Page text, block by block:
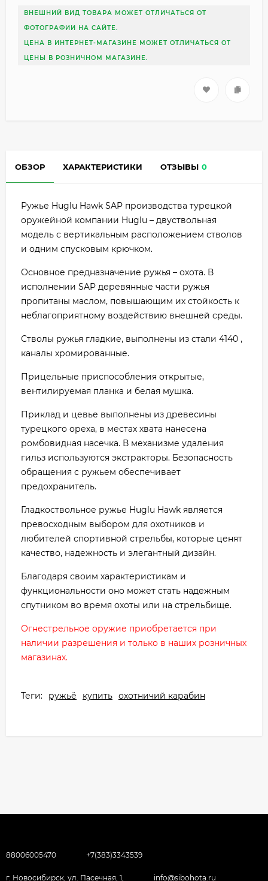
ВНЕШНИЙ ВИД ТОВАРА МОЖЕТ ОТЛИЧАТЬСЯ ОТ
ФОТОГРАФИИ НА САЙТЕ.
ЦЕНА В ИНТЕРНЕТ-МАГАЗИНЕ МОЖЕТ ОТЛИЧАТЬСЯ ОТ
ЦЕНЫ В РОЗНИЧНОМ МАГАЗИНЕ.
ОБЗОР ХАРАКТЕРИСТИКИ ОТЗЫВЫ 0
Ружье Huglu Hawk SAP производства турецкой
оружейной компании Huglu – двуствольная
модель с вертикальным расположением стволов
и одним спусковым крючком.
Основное предназначение ружья – охота. В
исполнении SAP деревянные части ружья
пропитаны маслом, повышающим их стойкость к
неблагоприятному воздействию внешней среды.
Стволы ружья гладкие, выполнены из стали 4140 ,
каналы хромированные.
Прицельные приспособления открытые,
вентилируемая планка и белая мушка.
Приклад и цевье выполнены из древесины
турецкого ореха, в местах хвата нанесена
ромбовидная насечка. В механизме удаления
гильз используются экстракторы. Безопасность
обращения с ружьем обеспечивает
предохранитель.
Гладкоствольное ружье Huglu Hawk является
превосходным выбором для охотников и
любителей спортивной стрельбы, которые ценят
качество, надежность и элегантный дизайн.
Благодаря cвоим характеристикам и
функциональности оно может стать надежным
спутником во время охоты или на стрельбище.
Огнестрельное оружие приобретается при
наличии разрешения и только в наших розничных
магазинах.
Теги: ружьё купить охотничий карабин
88006005470 +7(383)3343539
г. Новосибирск, ул. Пасечная, 1, info@sibohota.ru